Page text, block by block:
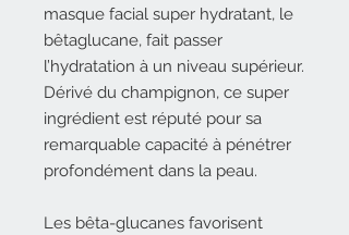
masque facial super hydratant, le
bêtaglucane, fait passer
l’hydratation à un niveau supérieur.
Dérivé du champignon, ce super
ingrédient est réputé pour sa
remarquable capacité à pénétrer
profondément dans la peau.
Les bêta-glucanes favorisent